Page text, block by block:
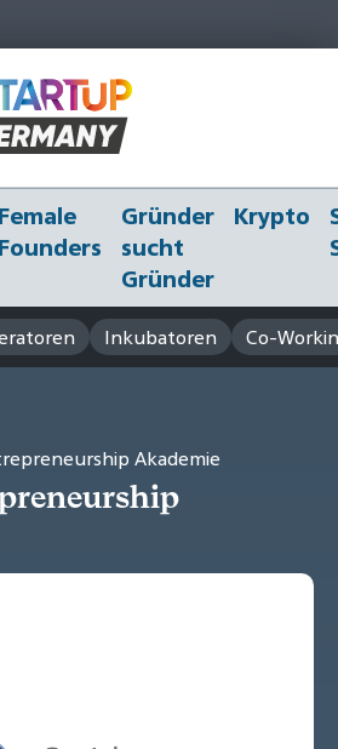
Female
Founders
Gründer
sucht
Gründer
Krypto
Inkubatoren Co-
Akademie